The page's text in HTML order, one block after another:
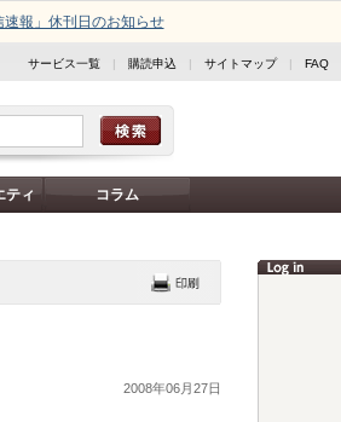
報」休刊日のお知らせ
サービス一覧 | 購読申込 | サイトマップ| FAQ
ティ コラム
2008年06月27日